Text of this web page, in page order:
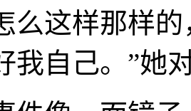
么这样那样
我自己。”她